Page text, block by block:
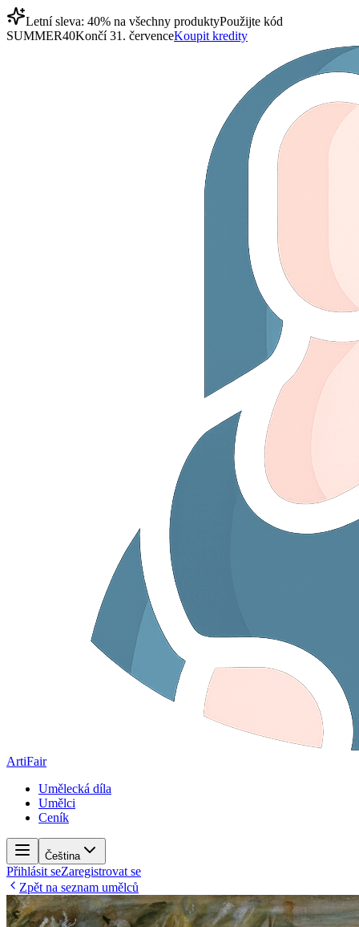
Letní sleva: 40% na všechny produktyPoužijte kód
SUMMER40Končí 31. červenceKoupit kredity
ArtiFair
Umělecká díla
Umělci
Ceník
Čeština
Přihlásit seZaregistrovat se
Zpět na seznam umělců